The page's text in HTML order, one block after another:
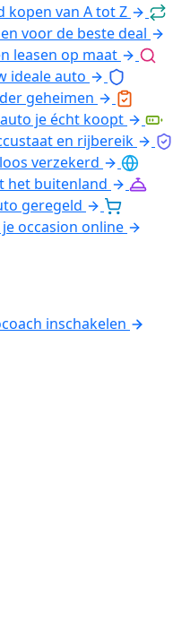
kopen van A tot Z
voor de beste deal
leasen op maat
ideale auto
geheimen
je écht koopt
en rijbereik
verzekerd
het buitenland
geregeld
occasion online
inschakelen